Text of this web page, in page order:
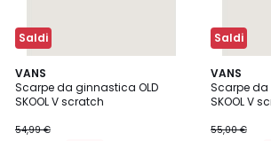
Saldi
VANS
Scarpe da ginnastica OLD
SKOOL V scratch
54,99 €
Saldi
VANS
Scarpe da
SKOOL V
55,00 €
4,4
/ 5